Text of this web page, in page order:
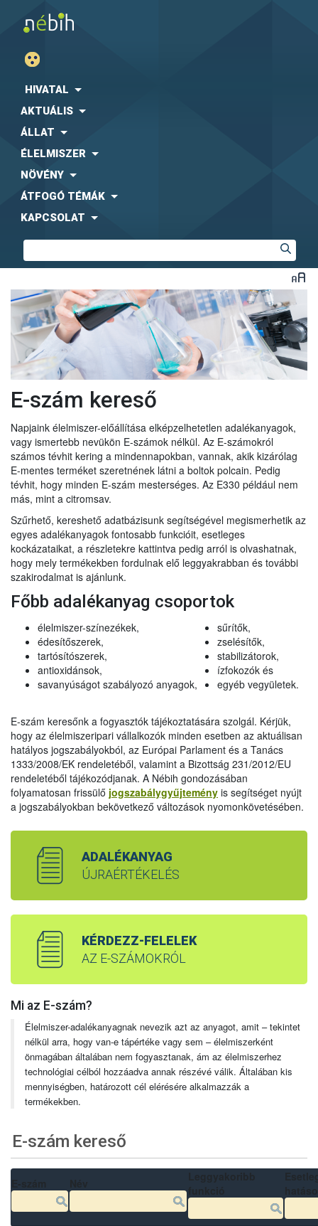
HIVATAL
AKTUÁLIS
ÁLLAT
ÉLELMISZER
NÖVÉNY
ÁTFOGÓ TÉMÁK
KAPCSOLAT
E-szám kereső
Napjaink élelmiszer-előállítása elképzelhetetlen adalékanyagok,
vagy ismertebb nevükön E-számok nélkül. Az E-számokról
számos tévhit kering a mindennapokban, vannak, akik kizárólag
E-mentes terméket szeretnének látni a boltok polcain. Pedig
tévhit, hogy minden E-szám mesterséges. Az E330 például nem
más, mint a citromsav.
Szűrhető, kereshető adatbázisunk segítségével megismerhetik az
egyes adalékanyagok fontosabb funkcióit, esetleges
kockázataikat, a részletekre kattintva pedig arról is olvashatnak,
hogy mely termékekben fordulnak elő leggyakrabban és további
szakirodalmat is ajánlunk.
Főbb adalékanyag csoportok
élelmiszer-színezékek,
édesítőszerek,
tartósítószerek,
antioxidánsok,
savanyúságot szabályozó anyagok,
sűrítők,
zselésítők,
stabilizátorok,
ízfokozók és
egyéb vegyületek.
E-szám keresőnk a fogyasztók tájékoztatására szolgál. Kérjük,
hogy az élelmiszeripari vállalkozók minden esetben az aktuálisan
hatályos jogszabályokból, az Európai Parlament és a Tanács
1333/2008/EK rendeletéből, valamint a Bizottság 231/2012/EU
rendeletéből tájékozódjanak. A Nébih gondozásában
folyamatosan frissülő jogszabálygyűjtemény is segítséget nyújt
a jogszabályokban bekövetkező változások nyomonkövetésében.
ADALÉKANYAG
ÚJRAÉRTÉKELÉS
KÉRDEZZ-FELELEK
AZ E-SZÁMOKRÓL
Mi az E-szám?
Élelmiszer-adalékanyagnak nevezik azt az anyagot, amit – tekintet
nélkül arra, hogy van-e tápértéke vagy sem – élelmiszerként
önmagában általában nem fogyasztanak, ám az élelmiszerhez
technológiai célból hozzáadva annak részévé válik. Általában kis
mennyiségben, határozott cél elérésére alkalmazzák a
termékekben.
E-szám kereső